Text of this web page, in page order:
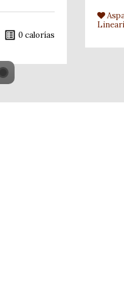
list_alt 0 calorías